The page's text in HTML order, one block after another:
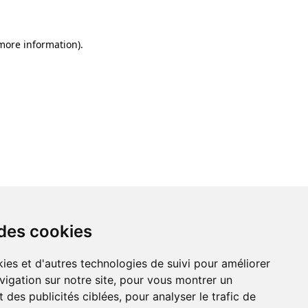
cookies
et d'autres technologies de suivi pour améliorer
sur notre site, pour vous montrer un
des publicités ciblées, pour analyser le trafic de
information).